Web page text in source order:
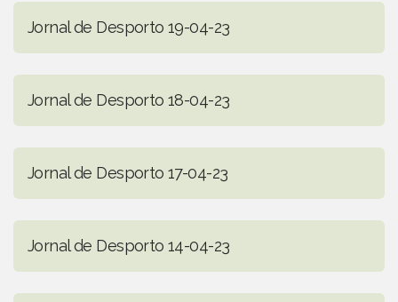
Jornal de Desporto 19-04-23
Jornal de Desporto 18-04-23
Jornal de Desporto 17-04-23
Jornal de Desporto 14-04-23